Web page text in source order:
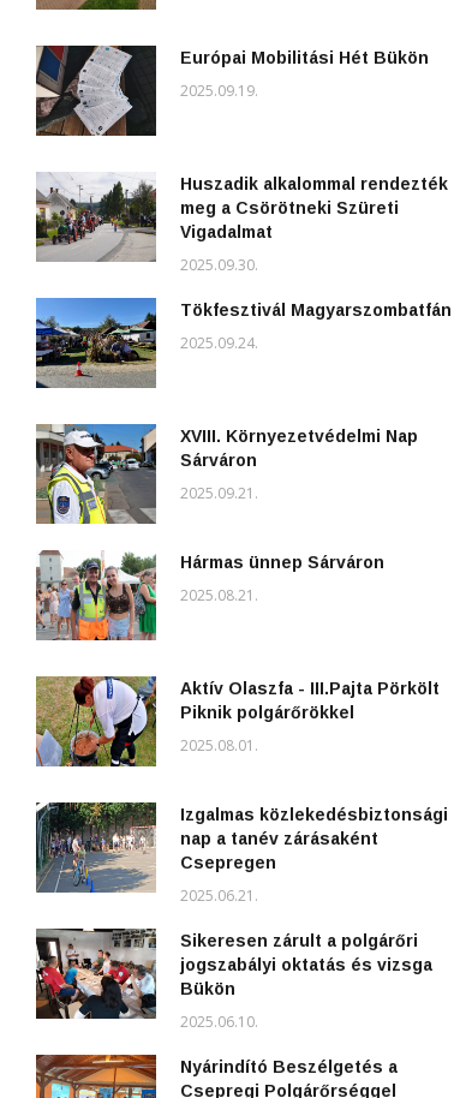
Európai Mobilitási Hét Bükön
2025.09.19.
Huszadik alkalommal rendezték
meg a Csörötneki Szüreti
Vigadalmat
2025.09.30.
Tökfesztivál Magyarszombatfán
2025.09.24.
XVIII. Környezetvédelmi Nap
Sárváron
2025.09.21.
Hármas ünnep Sárváron
2025.08.21.
Aktív Olaszfa - III.Pajta Pörkölt
Piknik polgárőrökkel
2025.08.01.
Izgalmas közlekedésbiztonsági
nap a tanév zárásaként
Csepregen
2025.06.21.
Sikeresen zárult a polgárőri
jogszabályi oktatás és vizsga
Bükön
2025.06.10.
Nyárindító Beszélgetés a
Csepregi Polgárőrséggel